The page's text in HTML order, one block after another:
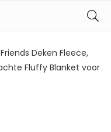
Friends Deken Fleece,
Fluffy Blanket voor